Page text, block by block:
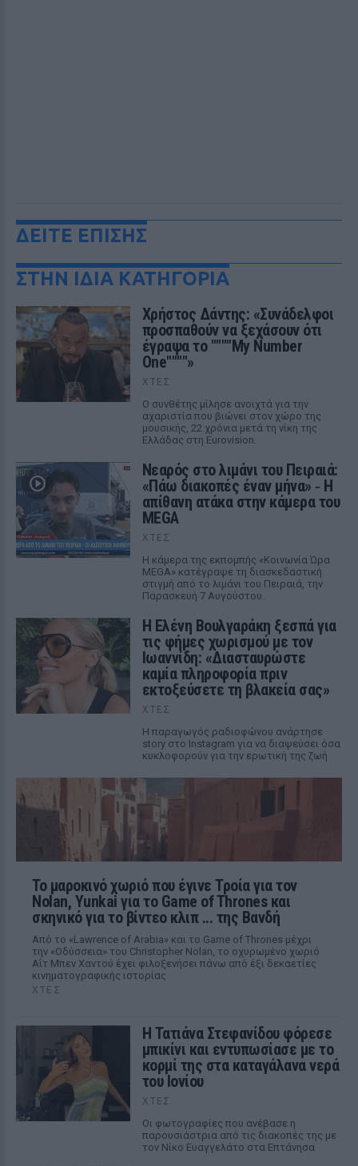
ΔΕΙΤΕ ΕΠΙΣΗΣ
ΣΤΗΝ ΙΔΙΑ ΚΑΤΗΓΟΡΙΑ
Χρήστος Δάντης: «Συνάδελφοι
προσπαθούν να ξεχάσουν ότι
έγραψα το """"My Number
One""""»
ΧΤΕΣ
Ο συνθέτης μίλησε ανοιχτά για την
αχαριστία που βιώνει στον χώρο της
μουσικής, 22 χρόνια μετά τη νίκη της
Ελλάδας στη Eurovision.
Νεαρός στο λιμάνι του Πειραιά:
«Πάω διακοπές έναν μήνα» ‑ Η
απίθανη ατάκα στην κάμερα του
MEGA
ΧΤΕΣ
Η κάμερα της εκπομπής «Κοινωνία Ώρα
MEGA» κατέγραψε τη διασκεδαστική
στιγμή από το λιμάνι του Πειραιά, την
Παρασκευή 7 Αυγούστου.
Η Ελένη Βουλγαράκη ξεσπά για
τις φήμες χωρισμού με τον
Ιωαννίδη: «Διασταυρώστε
καμία πληροφορία πριν
εκτοξεύσετε τη βλακεία σας»
ΧΤΕΣ
Η παραγωγός ραδιοφώνου ανάρτησε
story στο Instagram για να διαψεύσει όσα
κυκλοφορούν για την ερωτική της ζωή
Το μαροκινό χωριό που έγινε Τροία για τον
Nolan, Yunkai για το Game of Thrones και
σκηνικό για το βίντεο κλιπ ... της Βανδή
Από το «Lawrence of Arabia» και το Game of Thrones μέχρι
την «Οδύσσεια» του Christopher Nolan, το οχυρωμένο χωριό
Αΐτ Μπεν Χαντού έχει φιλοξενήσει πάνω από έξι δεκαετίες
κινηματογραφικής ιστορίας
ΧΤΕΣ
Η Τατιάνα Στεφανίδου φόρεσε
μπικίνι και εντυπωσίασε με το
κορμί της στα καταγάλανα νερά
του Ιονίου
ΧΤΕΣ
Οι φωτογραφίες που ανέβασε η
παρουσιάστρια από τις διακοπές της με
τον Νίκο Ευαγγελάτο στα Επτάνησα